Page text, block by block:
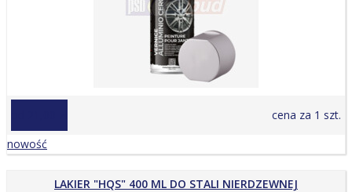
cena za 1 szt.
nowość
LAKIER "HQS" 400 ML DO STALI NIERDZEWNEJ